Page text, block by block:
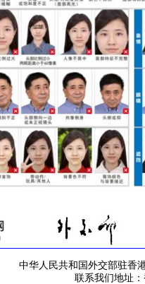
中华人民共和国外交部驻香
联系我们地址：